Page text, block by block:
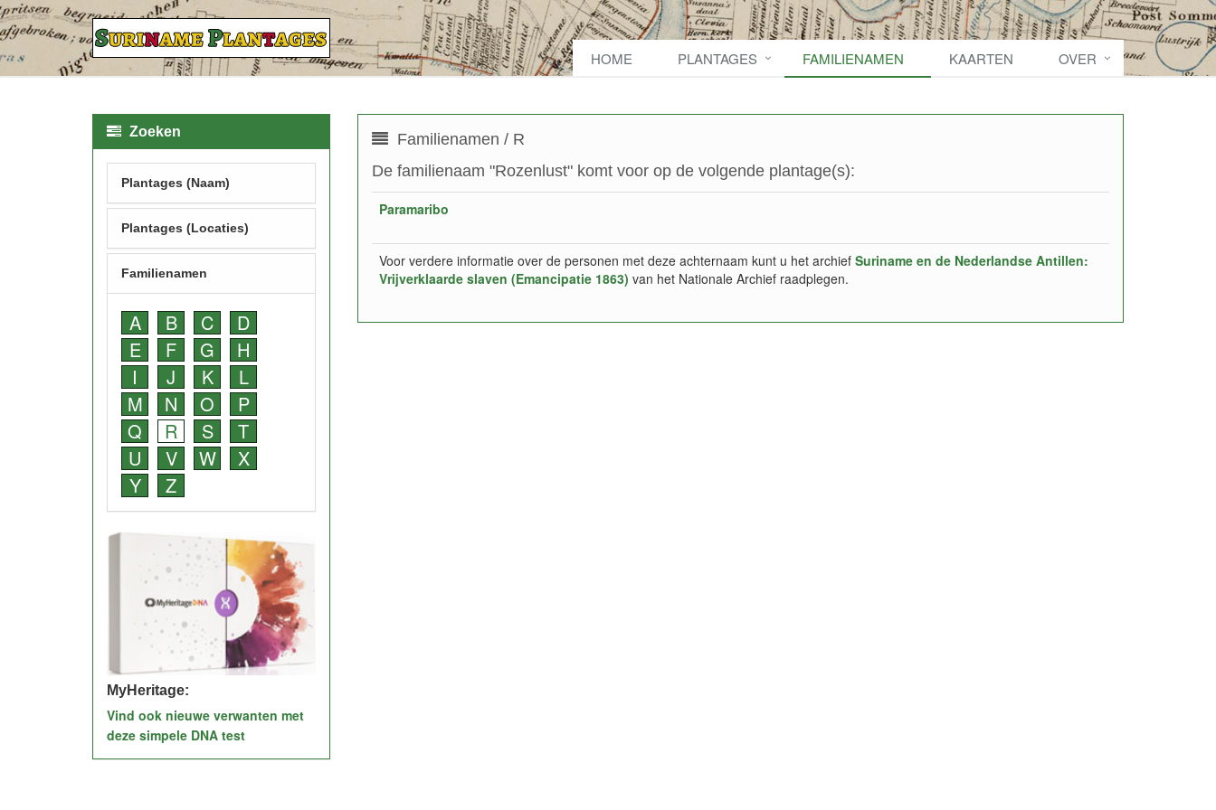
HOME PLANTAGES FAMILIENAMEN KAARTEN OVER
Familienamen / R
De familienaam "Rozenlust" komt voor op de volgende plantage(s):
Paramaribo
Voor verdere informatie over de personen met deze achternaam kunt u het archief Suriname en de Nederlandse Antillen:
Vrijverklaarde slaven (Emancipatie 1863) van het Nationale Archief raadplegen.
Zoeken
Plantages (Naam)
Plantages (Locaties)
Familienamen
A B C
D
E
F G
H
I
J K
L
M
N O
P
Q
R S
T
U
V W
X
Y
Z
MyHeritage:
Vind ook nieuwe verwanten met
deze simpele DNA test